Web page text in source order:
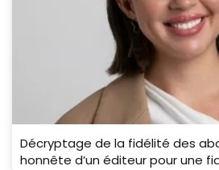
Décryptage de la fidélité des
honnête d’un éditeur pour une